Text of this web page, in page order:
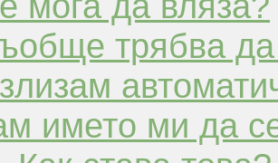
трябва да
името ми да